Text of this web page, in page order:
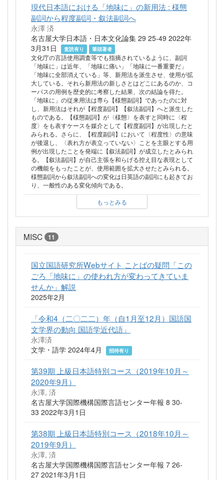
現代日本語における「地味に」の新用法 : 様態
副詞から程度副詞・叙法副詞へ
永澤 済
名古屋大学日本語・日本文化論集 29 25-49 2022年
3月31日
査読有り 筆頭著者
文化庁の言語使用調査等でも指摘されているように、副詞
「地味に」は近年、「地味に痛い」「地味に一番重要だ」
「地味に全部消えている」等、新用法を派生させ、使用が拡
大している。それら新用法の新しさとはどこにあるのか、コ
ーパスの用例を歴史的に考察した結果、次の結論を得た。
「地味に」の従来用法は専ら【様態副詞】であったのに対
し、新用法はそれが【程度副詞】【叙法副詞】へと派生した
ものである。【様態副詞】が〈様態〉を表すと同時に〈程
度〉をも表すケースを媒介として【程度副詞】が出現したと
みられる。さらに、【程度副詞】において〈程度性〉の意味
が後退し、〈表れ方が表立っていない〉ことを主眼とする用
例が出現したことを発端に【叙法副詞】が成立したとみられ
る。【叙法副詞】が自己主張を和らげる控え目な表現として
の機能をもったことが、使用範囲を拡大させたとみられる。
様態副詞から叙法副詞への変化は日英語の副詞にも起きてお
り、一般性のある変化傾向である。
もっとみる
MISC 11
国立国語研究所Webサイト ことばの疑問「この
ごろ「地味に」の使われ方が変わってきていま
せんか」解説
2025年2月
「令和4（二〇二二）年（自1月至12月）国語国
文学界の動向 国語学近代語」
永澤済
文学・語学 2024年4月
招待有り
第39期 上級日本語特別コース（2019年10月～
2020年9月）
永澤, 済
名古屋大学国際機構国際言語センター年報 8 30-
33 2022年3月1日
第38期 上級日本語特別コース（2018年10月～
2019年9月）
永澤, 済
名古屋大学国際機構国際言語センター年報 7 26-
27 2021年3月1日